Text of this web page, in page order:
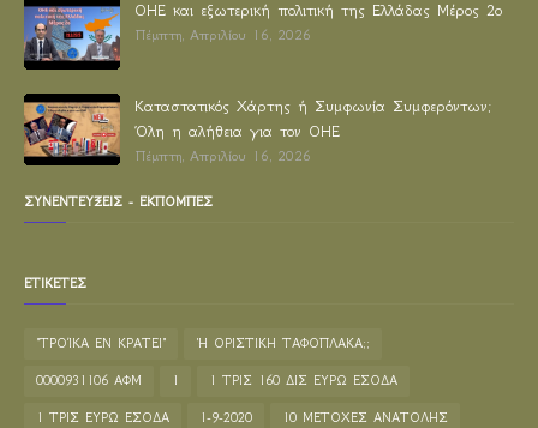
ΟΗΕ και εξωτερική πολιτική της Ελλάδας Μέρος 2ο
Πέμπτη, Απριλίου 16, 2026
Καταστατικός Χάρτης ή Συμφωνία Συμφερόντων;
Όλη η αλήθεια για τον ΟΗΕ
Πέμπτη, Απριλίου 16, 2026
ΣΥΝΕΝΤΕΥΞΕΙΣ - ΕΚΠΟΜΠΕΣ
ΕΤΙΚΕΤΕΣ
"ΤΡΟΊΚΑ ΕΝ ΚΡΑΤΕΙ" 'Η ΟΡΙΣΤΙΚΗ ΤΑΦΟΠΛΑΚΑ;;
0000931106 ΑΦΜ 1 1 ΤΡΙΣ 160 ΔΙΣ ΕΥΡΩ ΕΣΟΔΑ
1 ΤΡΙΣ ΕΥΡΩ ΕΣΟΔΑ 1-9-2020 10 ΜΕΤΟΧΕΣ ΑΝΑΤΟΛΗΣ